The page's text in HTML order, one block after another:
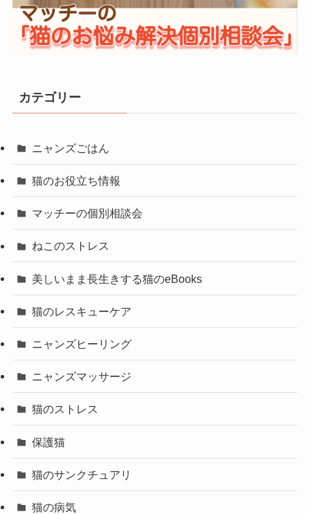
カテゴリー
ニャンズごはん
猫のお役立ち情報
マッチーの個別相談会
ねこのストレス
美しいまま長生きする猫のeBooks
猫のレスキューケア
ニャンズヒーリング
ニャンズマッサージ
猫のストレス
保護猫
猫のサンクチュアリ
猫の病気